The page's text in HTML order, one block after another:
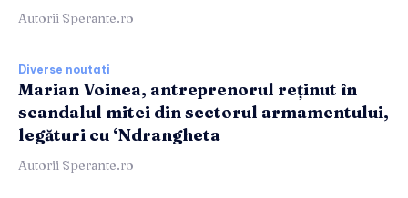
Autorii Sperante.ro
Diverse noutati
Marian Voinea, antreprenorul reținut în
scandalul mitei din sectorul armamentului,
legături cu ‘Ndrangheta
Autorii Sperante.ro